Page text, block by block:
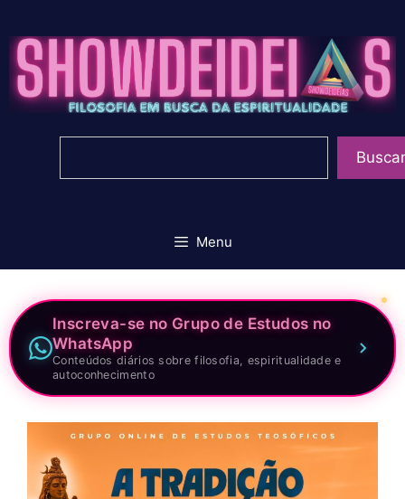
para
conteúdo
Buscar
Menu
Inscreva-se no Grupo de Estudos no
WhatsApp
Conteúdos diários sobre filosofia, espiritualidade e
autoconhecimento